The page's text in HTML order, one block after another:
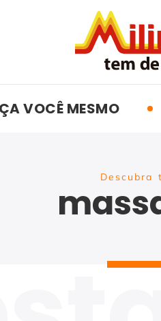
VOCÊ MESMO
Descubra